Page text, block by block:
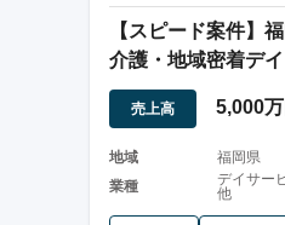
【スピード案件】
介護・地域密着デ
員補充不要案件
売上高 5,000
地域
福岡県
業種
デイサー
他